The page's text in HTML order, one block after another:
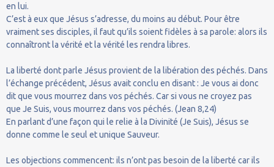
en lui.
C’est à eux que Jésus s’adresse, du moins au début. Pour être
vraiment ses disciples, il faut qu’ils soient fidèles à sa parole: alors ils
connaîtront la vérité et la vérité les rendra libres.
La liberté dont parle Jésus provient de la libération des péchés. Dans
l’échange précédent, Jésus avait conclu en disant : Je vous ai donc
dit que vous mourrez dans vos péchés. Car si vous ne croyez pas
que Je Suis, vous mourrez dans vos péchés. (Jean 8,24)
En parlant d’une façon qui le relie à la Divinité (Je Suis), Jésus se
donne comme le seul et unique Sauveur.
Les objections commencent: ils n’ont pas besoin de la liberté car ils